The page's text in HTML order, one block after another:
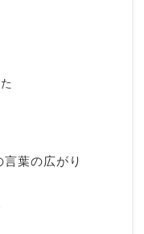
葉の広がり